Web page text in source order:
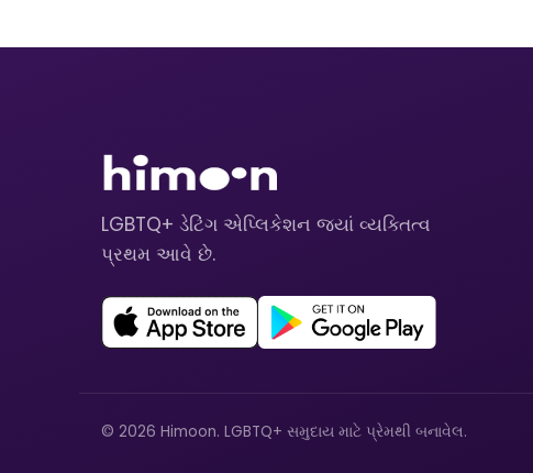
LGBTQ+ ડેટિંગ એપ્લિકેશન જ્યાં વ્યક્તિત્વ
પ્રથમ આવે છે.
© 2026 Himoon. LGBTQ+ સમુદાય માટે પ્રેમથી બનાવેલ.